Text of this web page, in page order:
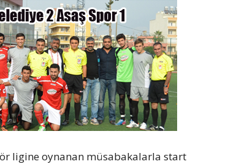
ligine oynanan müsabakalarla start